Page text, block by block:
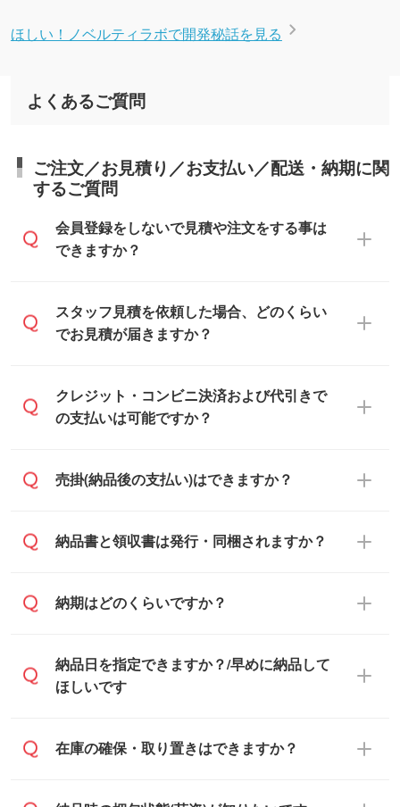
ほしい！ノベルティラボで開発秘話を見る
よくあるご質問
ご注文／お見積り／お支払い／配送・納期に関
するご質問
会員登録をしないで見積や注文をする事は
できますか？
可能です。見積・注文フォームにて『ゲス
トのまま進む』ボタンからお進みのうえ、
スタッフ見積を依頼した場合、どのくらい
でお見積が届きますか？
通常、翌営業日までにお送りしておりま
す。混雑状況によっては、お時間をいただ
翌営業日以降のご連絡となります。
クレジット・コンビニ決済および代引きで
の支払いは可能ですか？
銀行振込のみのご対応となります。
売掛(納品後の支払い)はできますか？
基本的には先入金をお願いしております
に対応可能です。
人様からご注文いただく場合でも、お支払
い元が学校や幼稚園・保育園であれば、同
す。
納品書と領収書は発行・同梱されますか？
納品書・領収書は ご依頼をいただいた場合
でお送りします。
原本の郵送をご希望の場合は、担当スタッ
備考欄』よりお知らせください。
納期はどのくらいですか？
・印刷する場合(500個程度)
ご入金、イメージ画像の校了から約2週間
・商品のみ注文する場合(サンプル購入を含
納品日を指定できますか？/早めに納品して
ほしいです
ご希望の納期がある場合は、お問い合わ
在庫の確保・取り置きはできますか？